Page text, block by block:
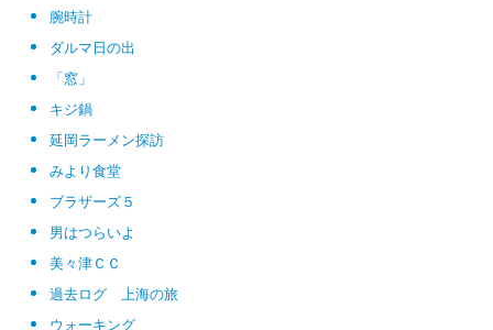
腕時計
ダルマ日の出
「窓」
キジ鍋
延岡ラーメン探訪
みより食堂
ブラザーズ５
男はつらいよ
美々津ＣＣ
過去ログ 上海の旅
ウォーキング